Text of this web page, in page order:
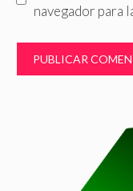
navegador para